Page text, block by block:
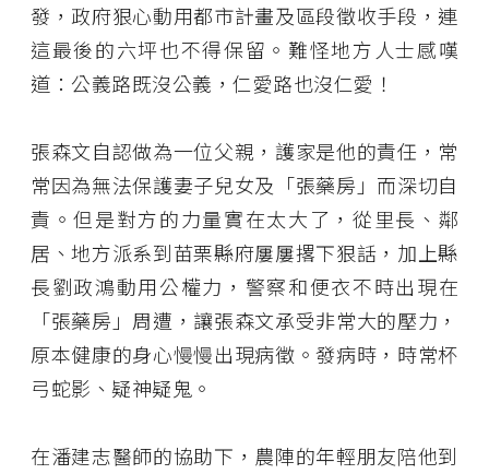
發，政府狠心動用都市計畫及區段徵收手段，連
這最後的六坪也不得保留。難怪地方人士感嘆
道：公義路既沒公義，仁愛路也沒仁愛！
張森文自認做為一位父親，護家是他的責任，常
常因為無法保護妻子兒女及「張藥房」而深切自
責。但是對方的力量實在太大了，從里長、鄰
居、地方派系到苗栗縣府屢屢撂下狠話，加上縣
長劉政鴻動用公權力，警察和便衣不時出現在
「張藥房」周遭，讓張森文承受非常大的壓力，
原本健康的身心慢慢出現病徵。發病時，時常杯
弓蛇影、疑神疑鬼。
在潘建志醫師的協助下，農陣的年輕朋友陪他到